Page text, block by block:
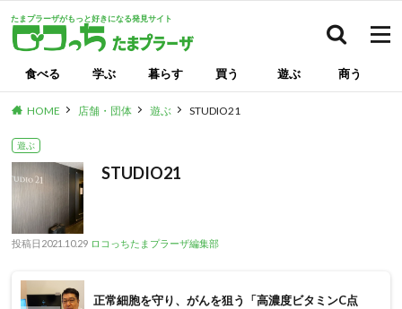
たまプラーザがもっと好きになる発見サイト
食べる 学ぶ 暮らす 買う 遊ぶ 商う
HOME 店舗・団体 遊ぶ STUDIO21
遊ぶ
STUDIO21
投稿日 2021.10.29 ロコっちたまプラーザ編集部
正常細胞を守り、がんを狙う「高濃度ビタミンC点